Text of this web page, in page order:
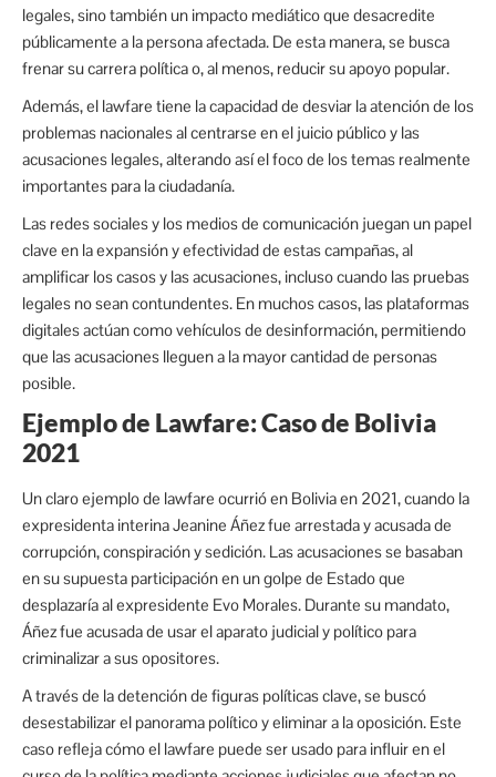
legales, sino también un impacto mediático que desacredite
públicamente a la persona afectada. De esta manera, se busca
frenar su carrera política o, al menos, reducir su apoyo popular.
Además, el lawfare tiene la capacidad de desviar la atención de los
problemas nacionales al centrarse en el juicio público y las
acusaciones legales, alterando así el foco de los temas realmente
importantes para la ciudadanía.
Las redes sociales y los medios de comunicación juegan un papel
clave en la expansión y efectividad de estas campañas, al
amplificar los casos y las acusaciones, incluso cuando las pruebas
legales no sean contundentes. En muchos casos, las plataformas
digitales actúan como vehículos de desinformación, permitiendo
que las acusaciones lleguen a la mayor cantidad de personas
posible.
Ejemplo de Lawfare: Caso de Bolivia
2021
Un claro ejemplo de lawfare ocurrió en Bolivia en 2021, cuando la
expresidenta interina Jeanine Áñez fue arrestada y acusada de
corrupción, conspiración y sedición. Las acusaciones se basaban
en su supuesta participación en un golpe de Estado que
desplazaría al expresidente Evo Morales. Durante su mandato,
Áñez fue acusada de usar el aparato judicial y político para
criminalizar a sus opositores.
A través de la detención de figuras políticas clave, se buscó
desestabilizar el panorama político y eliminar a la oposición. Este
caso refleja cómo el lawfare puede ser usado para influir en el